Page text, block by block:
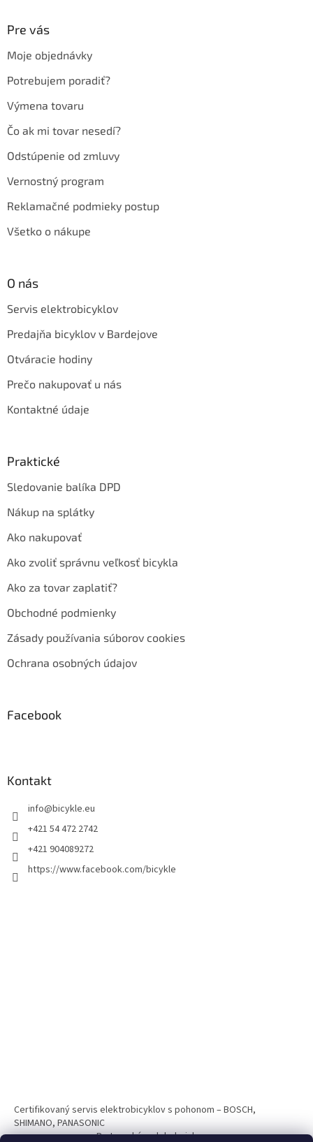
Pre vás
Moje objednávky
Potrebujem poradiť?
Výmena tovaru
Čo ak mi tovar nesedí?
Odstúpenie od zmluvy
Vernostný program
Reklamačné podmieky postup
Všetko o nákupe
O nás
Servis elektrobicyklov
Predajňa bicyklov v Bardejove
Otváracie hodiny
Prečo nakupovať u nás
Kontaktné údaje
Praktické
Sledovanie balíka DPD
Nákup na splátky
Ako nakupovať
Ako zvoliť správnu veľkosť bicykla
Ako za tovar zaplatiť?
Obchodné podmienky
Zásady používania súborov cookies
Ochrana osobných údajov
Facebook
Kontakt
info@bicykle.eu
+421 54 472 2742
+421 904089272
https://www.facebook.com/bicykle
Certifikovaný servis elektrobicyklov s pohonom – BOSCH,
SHIMANO, PANASONIC
Partnerský web hokejshop.eu